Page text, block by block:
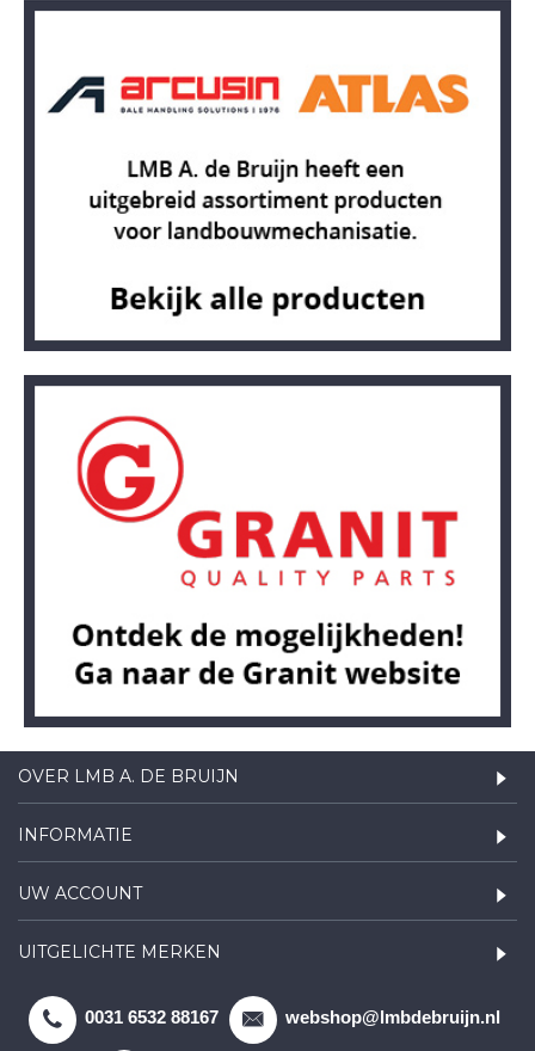
OVER LMB A. DE BRUIJN
INFORMATIE
UW ACCOUNT
UITGELICHTE MERKEN
0031 6532 88167 webshop@lmbdebruijn.nl